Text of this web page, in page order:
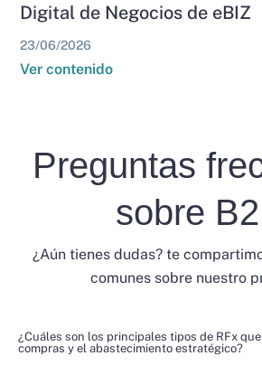
Digital de Negocios de eBIZ
23/06/2026
Ver contenido
Preguntas
sobre
¿Aún tienes dudas? te
comunes sobre nuestro
¿Cuáles son los principales tipos de RFx
compras y el abastecimiento estratégico?